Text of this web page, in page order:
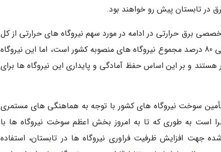
در تابستان پیش رو خواهند بود.
برق حرارتی در ادامه در مورد سهم نیروگاه های حرارتی از کل
فراوری برق کشور، اضافه نمود: ظرفیت نیروگاه های حرارتی 80 درصد مجموع نیروگاه های منصوبه کشور است، اما این نیروگاه
شبکه برق کشور هستند و بر این اساس حفظ آمادگی و پایداری این نیروگاه ها برای
سوخت نیروگاه های کشور با توجه به هماهنگی های مستمری
است به طوری که تا به امروز بخش اعظم سوخت نیروگاه ها با
جهت افزایش ظرفیت فراوری نیروگاه ها در تابستان، استفاده